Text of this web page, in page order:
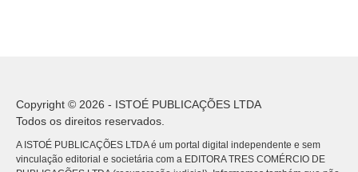
Copyright © 2026 - ISTOÉ PUBLICAÇÕES LTDA
Todos os direitos reservados.
A ISTOÉ PUBLICAÇÕES LTDA é um portal digital independente e sem
vinculação editorial e societária com a EDITORA TRES COMÉRCIO DE